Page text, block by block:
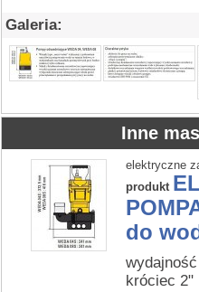
Galeria:
Inne
elektryczne
produkt
do
króciec 2"